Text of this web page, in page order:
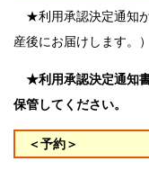
★利用承認決定通知
産後にお届けします。）
★利用承認決定通知
保管してください。
＜予約＞